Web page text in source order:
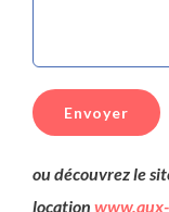
ou découvrez le
location